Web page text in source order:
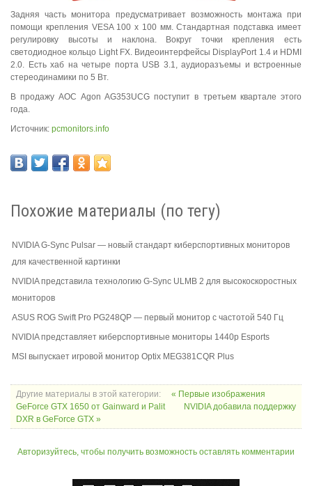
Задняя часть монитора предусматривает возможность монтажа при
помощи крепления VESA 100 x 100 мм. Стандартная подставка имеет
регулировку высоты и наклона. Вокруг точки крепления есть
светодиодное кольцо Light FX. Видеоинтерфейсы DisplayPort 1.4 и HDMI
2.0. Есть хаб на четыре порта USB 3.1, аудиоразъемы и встроенные
стереодинамики по 5 Вт.
В продажу AOC Agon AG353UCG поступит в третьем квартале этого
года.
Источник: pcmonitors.info
Похожие материалы (по тегу)
NVIDIA G-Sync Pulsar — новый стандарт киберспортивных мониторов
для качественной картинки
NVIDIA представила технологию G-Sync ULMB 2 для высокоскоростных
мониторов
ASUS ROG Swift Pro PG248QP — первый монитор с частотой 540 Гц
NVIDIA представляет киберспортивные мониторы 1440p Esports
MSI выпускает игровой монитор Optix MEG381CQR Plus
Другие материалы в этой категории:
« Первые изображения
GeForce GTX 1650 от Gainward и Palit
NVIDIA добавила поддержку
DXR в GeForce GTX »
Авторизуйтесь, чтобы получить возможность оставлять комментарии